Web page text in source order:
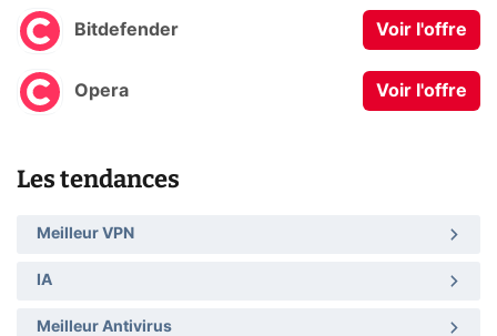
Bitdefender Voir l'offre
Opera Voir l'offre
Les tendances
Meilleur VPN
IA
Meilleur Antivirus